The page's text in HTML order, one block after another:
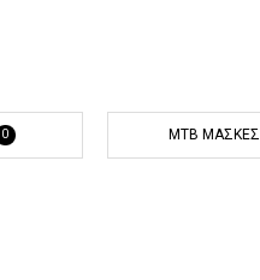
0 MTB ΜΆΣΚΕΣ